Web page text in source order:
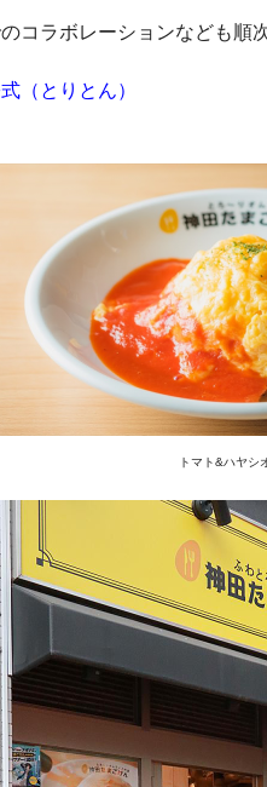
コラボレーションなども順
（とりとん）
トマト&ハヤシ